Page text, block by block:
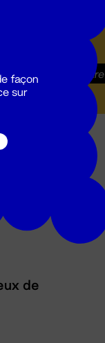
S'inscrire
de
façon
sur